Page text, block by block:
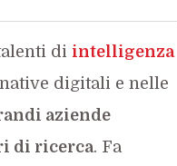
di intelligenza
digitali e nelle
aziende
di ricerca. Fa